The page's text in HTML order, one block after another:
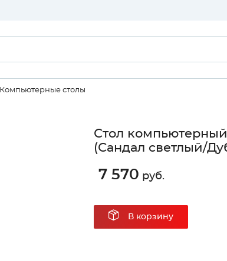
Компьютерные столы
Стол
(Сандал светлый/
7 570 руб.
В корзину